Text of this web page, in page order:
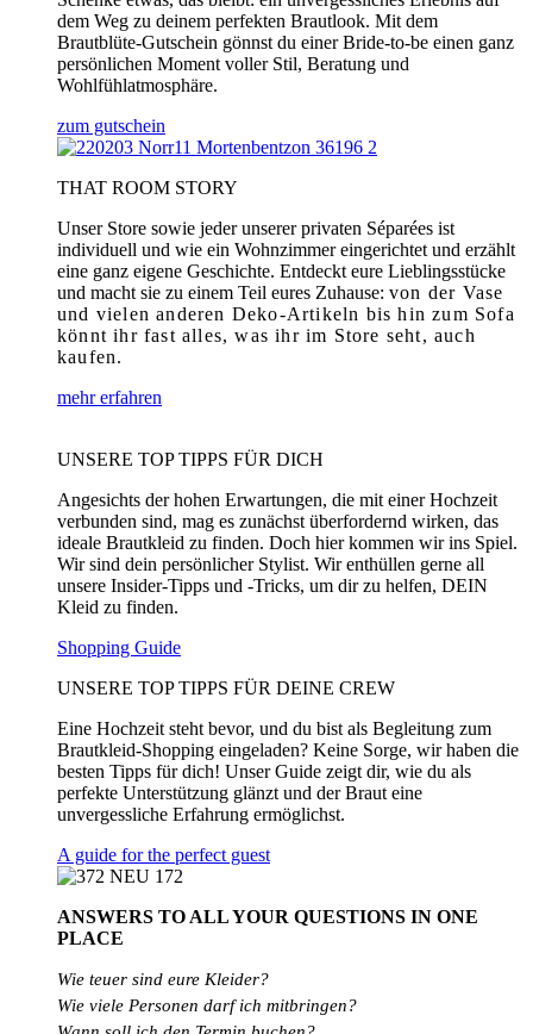
dem Weg zu deinem perfekten Brautlook. Mit dem
Brautblüte-Gutschein gönnst du einer Bride-to-be einen ganz
persönlichen Moment voller Stil, Beratung und
Wohlfühlatmosphäre.
zum gutschein
THAT ROOM STORY
Unser Store sowie jeder unserer privaten Séparées ist
individuell und wie ein Wohnzimmer eingerichtet und erzählt
eine ganz eigene Geschichte. Entdeckt eure Lieblingsstücke
und macht sie zu einem Teil eures Zuhause: von der Vase
und vielen anderen Deko-Artikeln bis hin zum Sofa
könnt ihr fast alles, was ihr im Store seht, auch
kaufen.
mehr erfahren
UNSERE TOP TIPPS FÜR DICH
Angesichts der hohen Erwartungen, die mit einer Hochzeit
verbunden sind, mag es zunächst überfordernd wirken, das
ideale Brautkleid zu finden. Doch hier kommen wir ins Spiel.
Wir sind dein persönlicher Stylist. Wir enthüllen gerne all
unsere Insider-Tipps und -Tricks, um dir zu helfen, DEIN
Kleid zu finden.
Shopping Guide
UNSERE TOP TIPPS FÜR DEINE CREW
Eine Hochzeit steht bevor, und du bist als Begleitung zum
Brautkleid-Shopping eingeladen? Keine Sorge, wir haben die
besten Tipps für dich! Unser Guide zeigt dir, wie du als
perfekte Unterstützung glänzt und der Braut eine
unvergessliche Erfahrung ermöglichst.
A guide for the perfect guest
ANSWERS TO ALLYOUR QUESTIONS IN ONE
PLACE
Wie teuer sind eure Kleider?
Wie viele Personen darf ich mitbringen?